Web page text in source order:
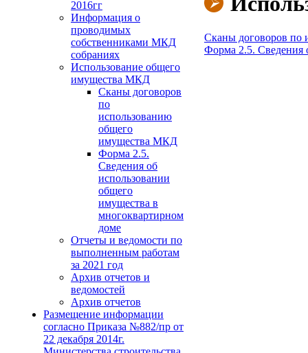
2016гг
Информация о
проводимых
собственниками МКД
собраниях
Использование общего
имущества МКД
Сканы договоров
по
использованию
общего
имущества МКД
Форма 2.5.
Сведения об
использовании
общего
имущества в
многоквартирном
доме
Отчеты и ведомости по
выполненным работам
за 2021 год
Архив отчетов и
ведомостей
Архив отчетов
Размещение информации
согласно Приказа №882/пр от
22 декабря 2014г.
Сканы договоров по
Форма 2.5. Сведения